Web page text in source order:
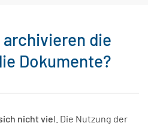
die
Dokumente?
nicht viel. Die Nutzung der